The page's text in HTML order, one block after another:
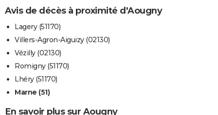
Avis de décès à proximité d'Aougny
Lagery (51170)
Villers-Agron-Aiguizy (02130)
Vézilly (02130)
Romigny (51170)
Lhéry (51170)
Marne (51)
En savoir plus sur Aougny